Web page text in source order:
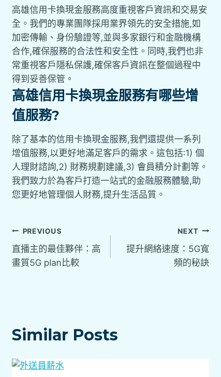
高雄信用卡換現金服務高度重視客戶資訊和交易安
全。我們的專業團隊採用業界領先的安全措施,如
加密傳輸、身份驗證等,並與多家銀行和金融機構
合作,確保服務的合法性和安全性。同時,我們也非
常重視客戶隱私保護,確保客戶資訊在整個過程中
得到妥善保管。
高雄信用卡換現金服務有哪些增
值服務?
除了基本的信用卡換現金服務,我們還提供一系列
增值服務,以更好地滿足客戶的需求。這包括:1) 個
人理財諮詢,2) 財務規劃建議,3) 會員積分計劃等。
我們致力於為客戶打造一站式的金融服務體驗,助
您更好地管理個人財務,提升生活品質。
PREVIOUS
直播主的最佳夥伴：高
畫質5G plan比較
NEXT
提升網絡速度：5G寬
頻的秘訣
Similar Posts